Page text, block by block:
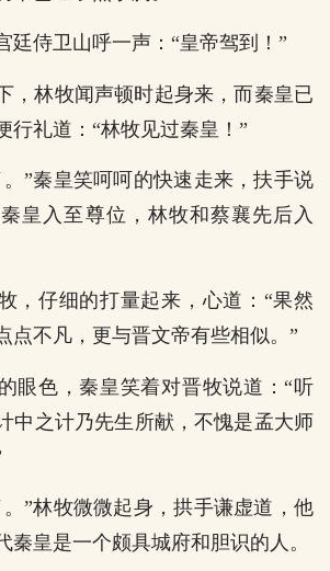
廷侍卫山呼一声：“皇帝驾到！”
，林牧闻声顿时起身来，而秦皇已
行礼道：“林牧见过秦皇！”
”秦皇笑呵呵的快速走来，扶手说
皇入至尊位，林牧和蔡襄先后入
，仔细的打量起来，心道：“果然
点不凡，更与晋文帝有些相似。”
眼色，秦皇笑着对晋牧说道：“听
中之计乃先生所献，不愧是孟大师
”林牧微微起身，拱手谦虚道，他
秦皇是一个颇具城府和胆识的人。